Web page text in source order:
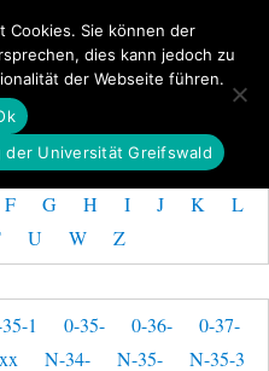
MENÜ
F G H I J K
L
U W Z
1 0-35- 0-36-
0-37-
N-34- N-35-
N-35-3
Cookies. Sie können der
dies kann jedoch zu
der Webseite führen.
Universität Greifswald